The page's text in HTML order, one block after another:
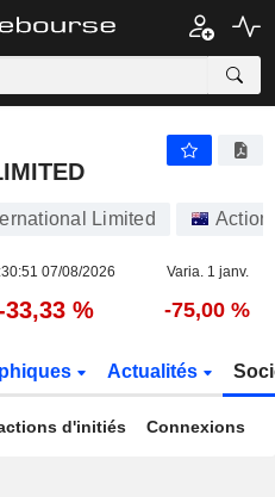
Limited
07/08/2026 Varia. 1 janv.
33,33 % -75,00 %
Actualités
d'initiés Connexions